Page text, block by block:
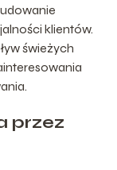
klientów.
świeżych
przez